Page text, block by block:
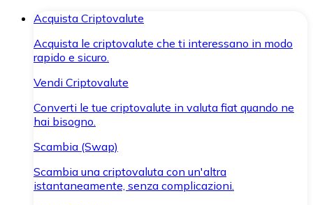
Acquista Criptovalute
Acquista le criptovalute che ti interessano in modo
rapido e sicuro.
Vendi Criptovalute
Converti le tue criptovalute in valuta fiat quando ne
hai bisogno.
Scambia (Swap)
Scambia una criptovaluta con un'altra
istantaneamente, senza complicazioni.